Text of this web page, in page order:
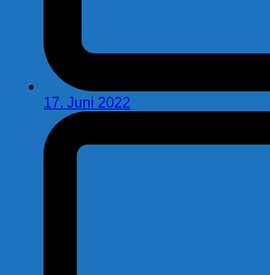
17. Juni 2022